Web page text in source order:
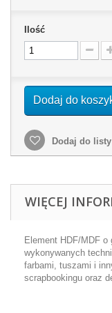
Ilość
Dodaj do
Dodaj do
WIĘCEJ
Element HDF/MDF o
wykonywanych
farbami, tuszami i
scrapbookingu oraz